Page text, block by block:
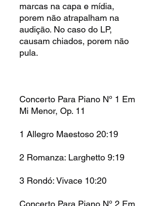
marcas na capa e mídia,
porem não atrapalham na
audição. No caso do LP,
causam chiados, porem não
pula.
Concerto Para Piano Nº 1 Em
Mi Menor, Op. 11
1 Allegro Maestoso 20:19
2 Romanza: Larghetto 9:19
3 Rondó: Vivace 10:20
Concerto Para Piano Nº 2 Em